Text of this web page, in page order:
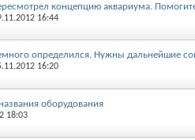
концепцию аквариума.
16:44
определился. Нужны дальнейшие
16:20
оборудования
18:03